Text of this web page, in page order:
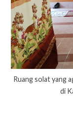
Ruang solat yang
di